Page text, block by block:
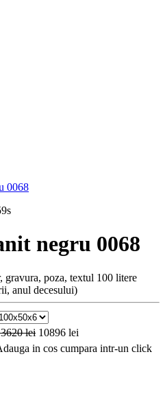
negru 0068
gravura, poza, textul 100 litere
anul decesului)
lei 10896 lei
in cos cumpara intr-un click